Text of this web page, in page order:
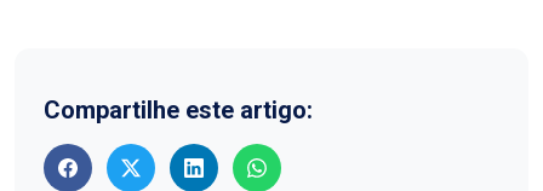
Compartilhe este artigo: